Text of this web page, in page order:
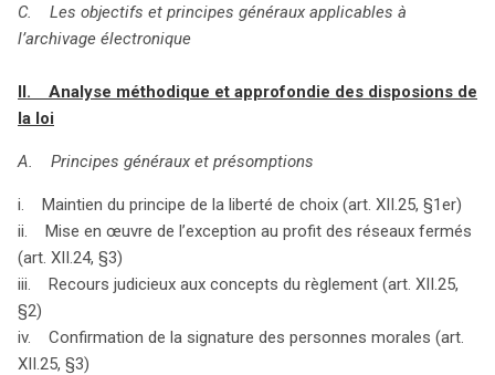
électronique qualifié, renforçant ainsi la confiance
numérique. Le cadre réglementaire se dote enfin de
dispositions concernant la révocation des certificats
qualifiés, afin d’assurer la conformité et la sécurité des
opérations. Cette loi représente ainsi une avancée
significative dans la régulation des services de confiance
en Belgique, répondant aux besoins croissants en
matière de sécurité numérique dans un environnement
économique en constante évolution.
C. Les objectifs et principes généraux applicables à
l’archivage électronique
II. Analyse méthodique et approfondie des disposions de
la loi
A. Principes généraux et présomptions
i. Maintien du principe de la liberté de choix (art. XII.25, §1er)
ii. Mise en œuvre de l’exception au profit des réseaux fermés
(art. XII.24, §3)
iii. Recours judicieux aux concepts du règlement (art. XII.25,
§2)
iv. Confirmation de la signature des personnes morales (art.
XII.25, §3)